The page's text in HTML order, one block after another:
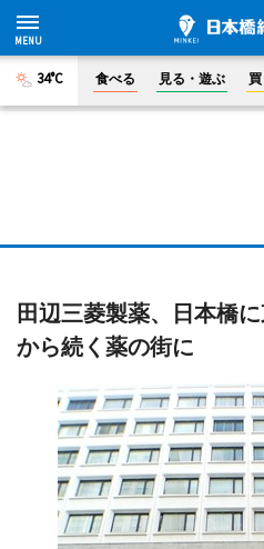
34°C 食べる 見る・遊ぶ 買
田辺三菱製薬、日本橋
から続く薬の街に